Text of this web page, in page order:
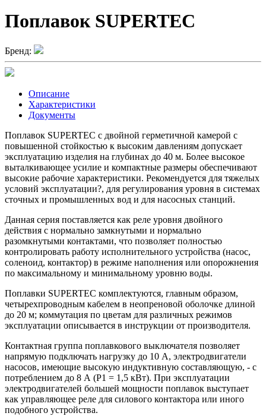
Поплавок SUPERTEC
Бренд:
Описание
Характеристики
Документы
Поплавок SUPERTEC с двойной герметичной камерой с
повышенной стойкостью к высоким давлениям допускает
эксплуатацию изделия на глубинах до 40 м. Более высокое
выталкивающее усилие и компактные размеры обеспечивают
высокие рабочие характеристики. Рекомендуется для тяжелых
условий эксплуатации?, для регулирования уровня в системах
сточных и промышленных вод и для насосных станций.
Данная серия поставляется как реле уровня двойного
действия с нормально замкнутыми и нормально
разомкнутыми контактами, что позволяет полностью
контролировать работу исполнительного устройства (насос,
соленоид, контактор) в режиме наполнения или опорожнения
по максимальному и минимальному уровню воды.
Поплавки SUPERTEC комплектуются, главным образом,
четырехпроводным кабелем в неопреновой оболочке длиной
до 20 м; коммутация по цветам для различных режимов
эксплуатации описывается в инструкции от производителя.
Контактная группа поплавкового выключателя позволяет
напрямую подключать нагрузку до 10 А, электродвигатели
насосов, имеющие высокую индуктивную составляющую, - с
потреблением до 8 А (P1 = 1,5 кВт). При эксплуатации
электродвигателей большей мощности поплавок выступает
как управляющее реле для силового контактора или иного
подобного устройства.